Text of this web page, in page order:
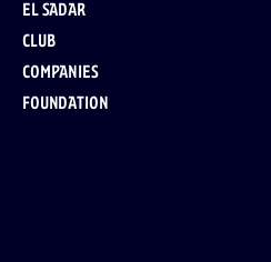
EL SADAR
CLUB
COMPANIES
FOUNDATION